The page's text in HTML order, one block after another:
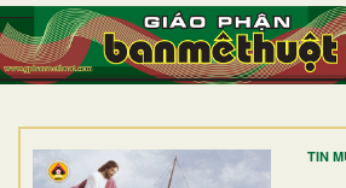
TIN
TRANG NHẤT
GIỚI THIỆU
DÒNG TU